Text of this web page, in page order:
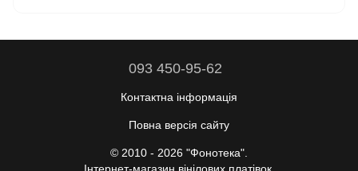
093 450-95-62
Контактна інформація
Повна версія сайту
© 2010 - 2026 "Фонотека".
Інтернет-магазин вінілових платівок.